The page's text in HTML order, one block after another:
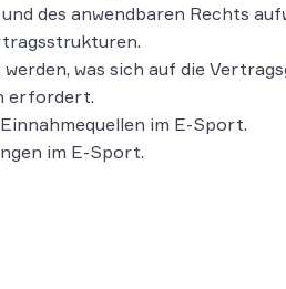
des anwendbaren Rechts
was sich auf die
erfordert.
im E-Sport.
im E-Sport.